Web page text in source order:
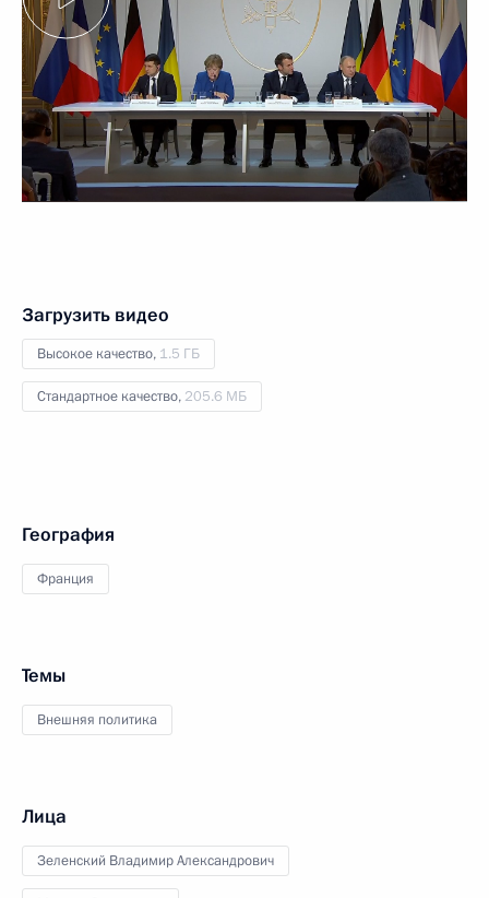
Загрузить видео
Высокое качество, 1.5 ГБ
Стандартное качество, 205.6 МБ
География
Франция
Темы
Внешняя политика
Лица
Зеленский Владимир Александрович